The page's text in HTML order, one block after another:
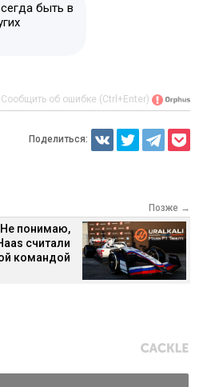
быть в
Сообщить об ошибке (Ctrl+Enter)
Поделиться:
Позже →
понимаю,
считали
командой